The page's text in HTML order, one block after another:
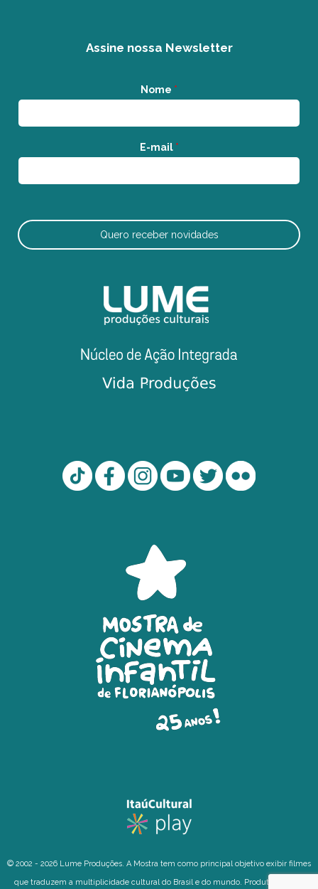
Assine nossa Newsletter
Nome *
E-mail *
Quero receber novidades